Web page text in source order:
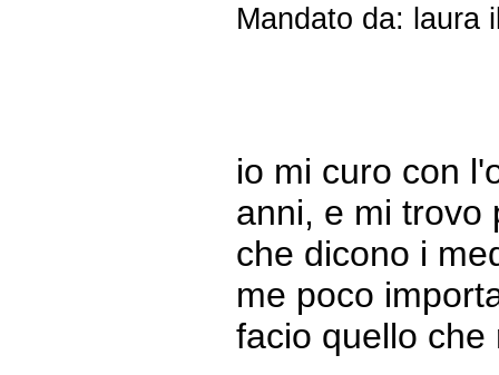
Mandato da: laura
io mi curo con
anni, e mi trovo
che dicono i
me poco
facio quello che